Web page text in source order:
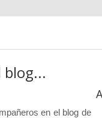
blog...
en el blog de